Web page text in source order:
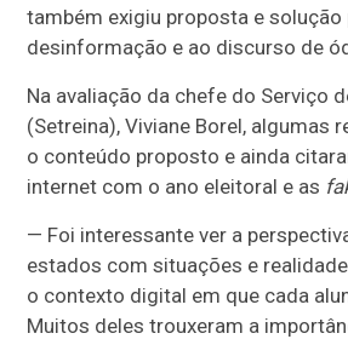
também exigiu proposta e solução
desinformação e ao discurso de
Na avaliação da chefe do Serviço
(Setreina), Viviane Borel, algumas
o conteúdo proposto e ainda
internet com o ano eleitoral e as
— Foi interessante ver a
estados com situações e
o contexto digital em que cada
Muitos deles trouxeram a